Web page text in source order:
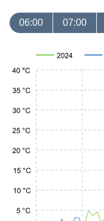
06:00 07:00